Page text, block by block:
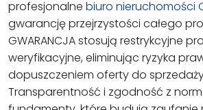
profesjonalne biuro nieruchomości
gwarancję przejrzystości całego
GWARANCJA stosują restrykcyjne
weryfikacyjne, eliminując ryzyka
dopuszczeniem oferty do
Transparentność i zgodność z